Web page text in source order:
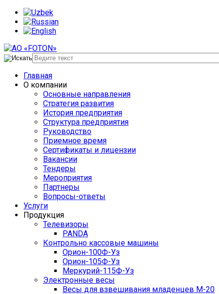
Главная
О компании
Основные направления
Стратегия развития
История предприятия
Структура предприятия
Руководство
Приемное время
Сертификаты и лицензии
Вакансии
Тендеры
Мероприятия
Партнеры
Вопросы-ответы
Услуги
Продукция
Телевизоры
PANDA
Контрольно кассовые машины
Орион-100Ф-Уз
Орион-105Ф-Уз
Меркурий-115Ф-Уз
Электронные весы
Весы для взвешивания младенцев М-20